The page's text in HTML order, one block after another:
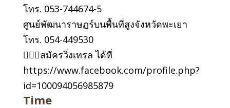
โทร. 053-744674-5
ศูนย์พัฒนาราษฏร์บนพื้นที่สูงจังหวัดพะเยา
โทร. 054-449530
🏃🏻‍♂️สมัครวิ่งเทรล ได้ที่
https://www.facebook.com/profile.php?
id=100094056985879
Time